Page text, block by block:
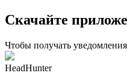
Скачайте
Чтобы получать
HeadHunter